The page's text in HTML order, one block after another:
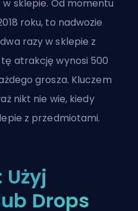
sklepie. Od momentu
roku, to nadwozie
razy w sklepie z
atrakcję wynosi 500
grosza. Kluczem
nikt nie wie, kiedy
z przedmiotami.
Drops